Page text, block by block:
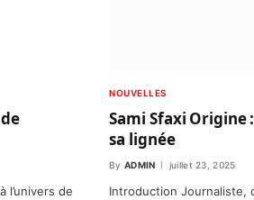
l’univers de
NOUVELLES
Sami Sfaxi Origine
sa lignée
By ADMIN juillet 23, 2025
Introduction Journaliste,